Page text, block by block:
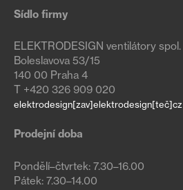
Sídlo firmy
ELEKTRODESIGN ventilátory spol.
Boleslavova 53/15
140 00 Praha 4
T +420 326 909 020
elektrodesign[zav]elektrodesign[teč]cz
Prodejní doba
Pondělí–čtvrtek: 7.30–16.00
Pátek: 7.30–14.00